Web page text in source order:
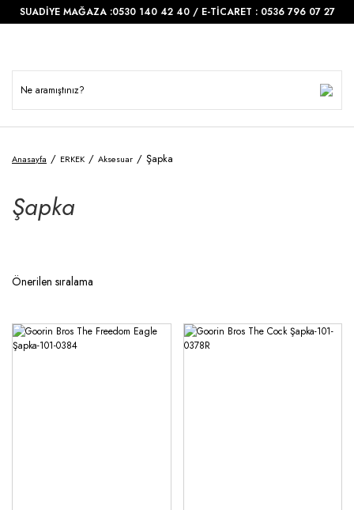
SUADİYE MAĞAZA :0530 140 42 40 / E-TİCARET : 0536 796 07 27
Anasayfa ERKEK Aksesuar Şapka
Şapka